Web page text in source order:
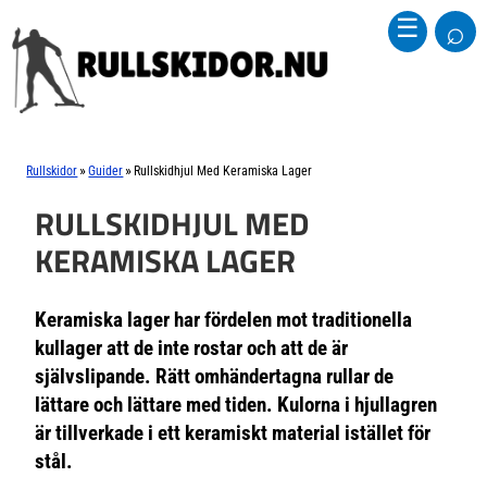
☰ ⌕
Rullskidor »Guider » Rullskidhjul Med Keramiska Lager
RULLSKIDHJUL MED
KERAMISKA LAGER
Keramiska lager har fördelen mot traditionella
kullager att de inte rostar och att de är
självslipande. Rätt omhändertagna rullar de
lättare och lättare med tiden. Kulorna i hjullagren
är tillverkade i ett keramiskt material istället för
stål.